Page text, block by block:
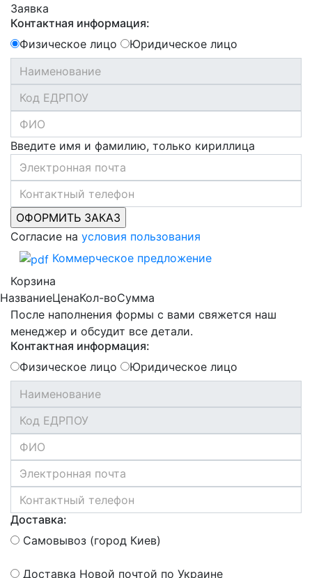
Заявка
Контактная информация:
Физическое лицо
Юридическое лицо
Введите имя и фамилию, только кириллица
Согласие на условия пользования
Коммерческое предложение
Корзина
НазваниеЦенаКол-воСумма
После наполнения формы с вами свяжется наш
менеджер и обсудит все детали.
Контактная информация:
Физическое лицо
Юридическое лицо
Доставка:
Самовывоз (город Киев)
Доставка Новой почтой по Украине